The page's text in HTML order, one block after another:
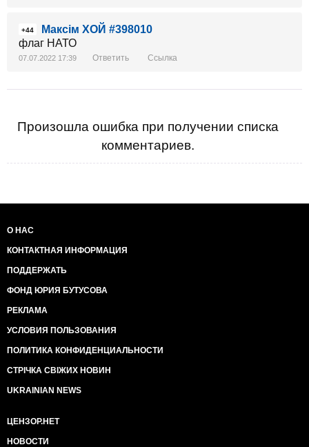
+44
Максім ХОЙ #398010
флаг НАТО
07.07.2022 17:39 Ответить Ссылка
Произошла ошибка при получении списка
комментариев.
О НАС
КОНТАКТНАЯ ИНФОРМАЦИЯ
ПОДДЕРЖАТЬ
ФОНД ЮРИЯ БУТУСОВА
РЕКЛАМА
УСЛОВИЯ ПОЛЬЗОВАНИЯ
ПОЛИТИКА КОНФИДЕНЦИАЛЬНОСТИ
СТРІЧКА СВІЖИХ НОВИН
UKRAINIAN NEWS
ЦЕНЗОР.НЕТ
НОВОСТИ